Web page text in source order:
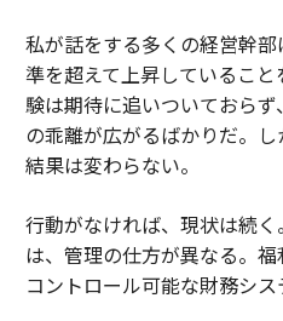
私が話をする多くの経営幹
準を超えて上昇しているこ
験は期待に追いついておら
の乖離が広がるばかりだ。
結果は変わらない。
行動がなければ、現状は続
は、管理の仕方が異なる。福
コントロール可能な財務シス